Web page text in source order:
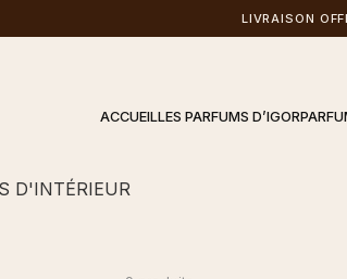
LIVRAISON
ACCUEILLES PARFUMS D’IGOR
D'INTÉRIEUR